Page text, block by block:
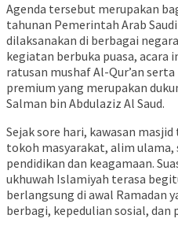
Agenda tersebut merupakan
tahunan Pemerintah Arab
dilaksanakan di berbagai
kegiatan berbuka puasa, acara
ratusan mushaf Al-Qur’an
premium yang merupakan
Salman bin Abdulaziz Al Saud.
Sejak sore hari, kawasan
tokoh masyarakat, alim
pendidikan dan keagamaan.
ukhuwah Islamiyah terasa
berlangsung di awal Ramadan
berbagi, kepedulian sosial,